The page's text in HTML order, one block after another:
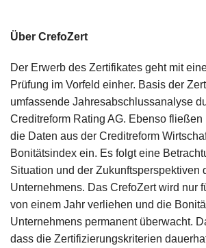
Über CrefoZert
Der Erwerb des Zertifikates geht mit
Prüfung im Vorfeld einher. Basis der
umfassende Jahresabschlussanalyse
Creditreform Rating AG. Ebenso fließen
die Daten aus der Creditreform
Bonitätsindex ein. Es folgt eine
Situation und der Zukunftsperspektiven
Unternehmens. Das CrefoZert wird nur
von einem Jahr verliehen und die
Unternehmens permanent überwacht.
dass die Zertifizierungskriterien